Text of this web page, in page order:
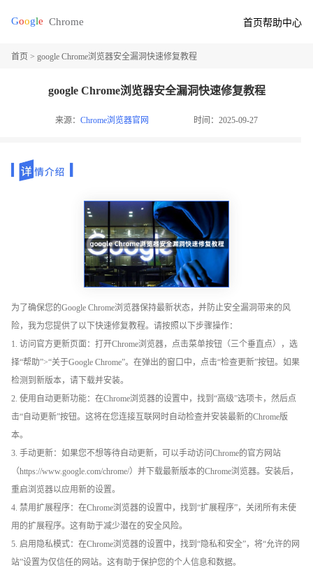
首页帮助中心
首页 > google Chrome浏览器安全漏洞快速修复教程
google Chrome浏览器安全漏洞快速修复教程
来源：Chrome浏览器官网 时间：2025-09-27
为了确保您的Google Chrome浏览器保持最新状态，并防止安全漏洞带来的风
险，我为您提供了以下快速修复教程。请按照以下步骤操作：
1. 访问官方更新页面：打开Chrome浏览器，点击菜单按钮（三个垂直点），选
择“帮助”>“关于Google Chrome”。在弹出的窗口中，点击“检查更新”按钮。如果
检测到新版本，请下载并安装。
2. 使用自动更新功能：在Chrome浏览器的设置中，找到“高级”选项卡，然后点
击“自动更新”按钮。这将在您连接互联网时自动检查并安装最新的Chrome版
本。
3. 手动更新：如果您不想等待自动更新，可以手动访问Chrome的官方网站
（https://www.google.com/chrome/）并下载最新版本的Chrome浏览器。安装后，
重启浏览器以应用新的设置。
4. 禁用扩展程序：在Chrome浏览器的设置中，找到“扩展程序”，关闭所有未使
用的扩展程序。这有助于减少潜在的安全风险。
5. 启用隐私模式：在Chrome浏览器的设置中，找到“隐私和安全”，将“允许的网
站”设置为仅信任的网站。这有助于保护您的个人信息和数据。